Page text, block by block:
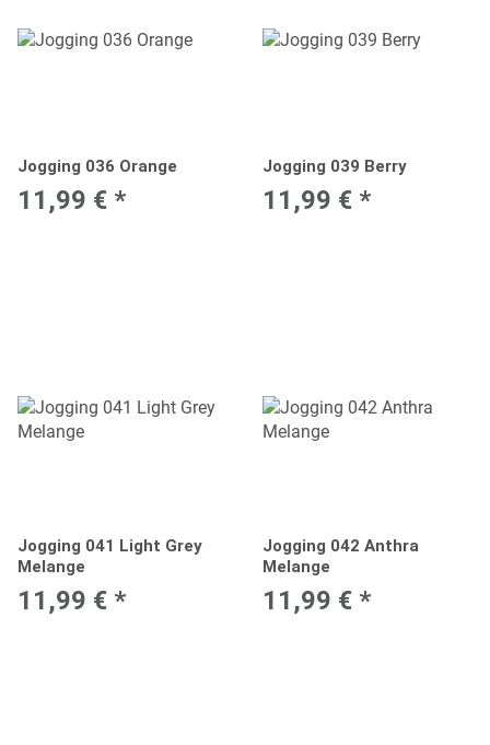
Jogging 036 Orange
11,99 € *
Jogging 039 Berry
11,99 € *
Jogging 041 Light Grey
Melange
11,99 € *
Jogging 042 Anthra
Melange
11,99 € *